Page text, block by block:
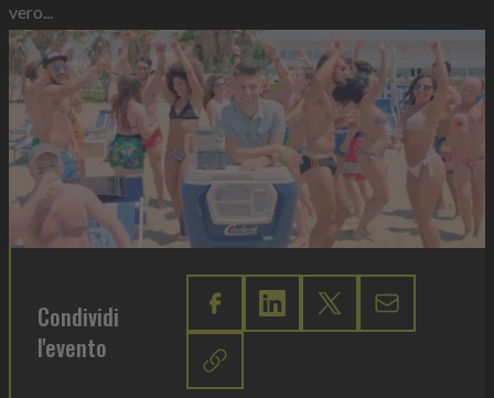
vero...
Condividi
l'evento